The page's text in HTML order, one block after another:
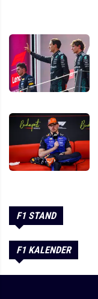
F1 STAND
F1 KALENDER